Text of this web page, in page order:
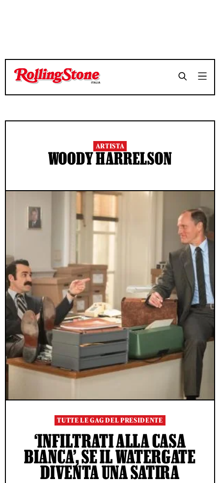
ARTISTA
WOODY HARRELSON
TUTTE LE GAG DEL PRESIDENTE
‘INFILTRATI ALLA CASA
BIANCA’, SE IL WATERGATE
DIVENTA UNA SATIRA